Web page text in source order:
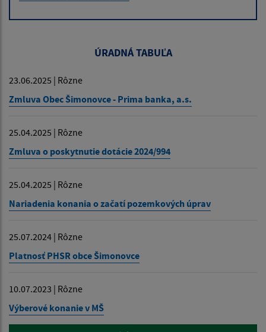
ÚRADNÁ TABUĽA
23.06.2025 | Rôzne
Zmluva Obec Šimonovce - Prima banka, a.s.
25.04.2025 | Rôzne
Zmluva o poskytnutie dotácie 2024/994
25.04.2025 | Rôzne
Nariadenia konania o začatí pozemkových úprav
25.07.2024 | Rôzne
Platnosť PHSR obce Šimonovce
10.07.2023 | Rôzne
Výberové konanie v MŠ